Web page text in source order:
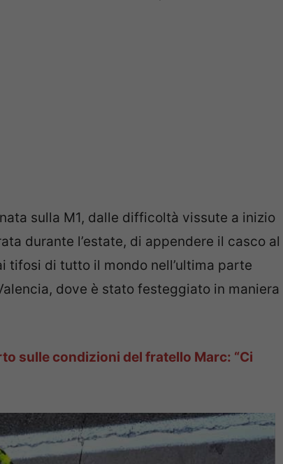
sulla M1, dalle difficoltà vissute a inizio
durante l’estate, di appendere il casco al
di tutto il mondo nell’ultima parte
dove è stato festeggiato in maniera
sulle condizioni del fratello Marc: “Ci